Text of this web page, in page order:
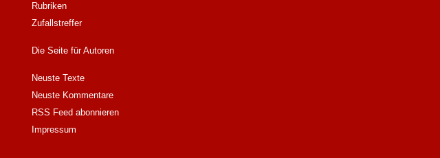
Rubriken
Zufallstreffer
Die Seite für Autoren
Neuste Texte
Neuste Kommentare
RSS Feed abonnieren
Impressum